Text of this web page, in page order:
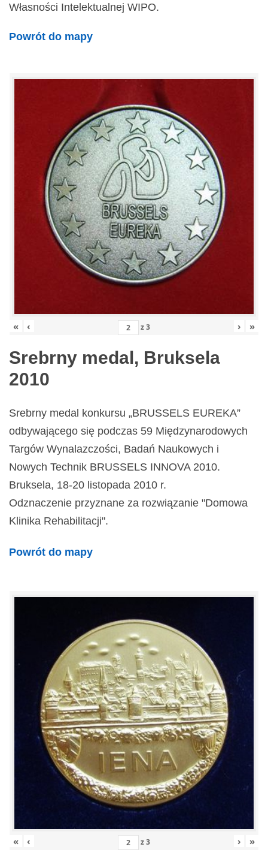
Własności Intelektualnej WIPO.
Powrót do mapy
« ‹ z3 › »
Srebrny medal, Bruksela
2010
Srebrny medal konkursu „BRUSSELS EUREKA”
odbywającego się podczas 59 Międzynarodowych
Targów Wynalazczości, Badań Naukowych i
Nowych Technik BRUSSELS INNOVA 2010.
Bruksela, 18-20 listopada 2010 r.
Odznaczenie przyznane za rozwiązanie "Domowa
Klinika Rehabilitacji".
Powrót do mapy
« ‹ z3 › »